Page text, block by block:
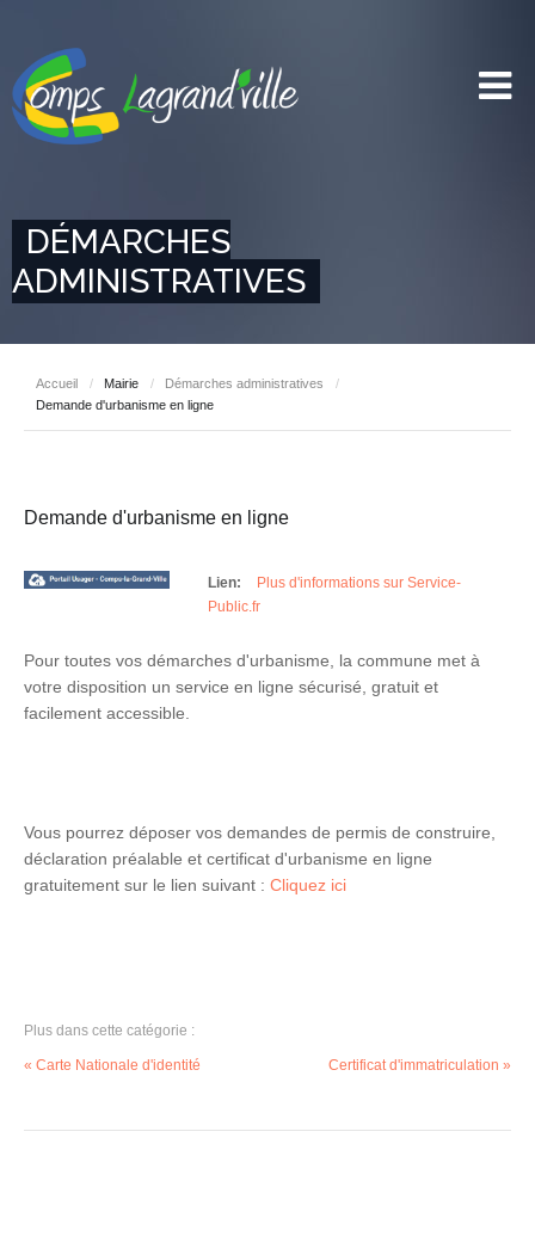
DÉMARCHES
ADMINISTRATIVES
Accueil / Mairie / Démarches administratives
/
Demande d'urbanisme en ligne
Demande d'urbanisme en ligne
Lien:
Plus d'informations sur Service-
Public.fr
Pour toutes vos démarches d'urbanisme, la commune met à
votre disposition un service en ligne sécurisé, gratuit et
facilement accessible.
Vous pourrez déposer vos demandes de permis de construire,
déclaration préalable et certificat d'urbanisme en ligne
gratuitement sur le lien suivant : Cliquez ici
Plus dans cette catégorie :
« Carte Nationale d'identité Certificat d'immatriculation »